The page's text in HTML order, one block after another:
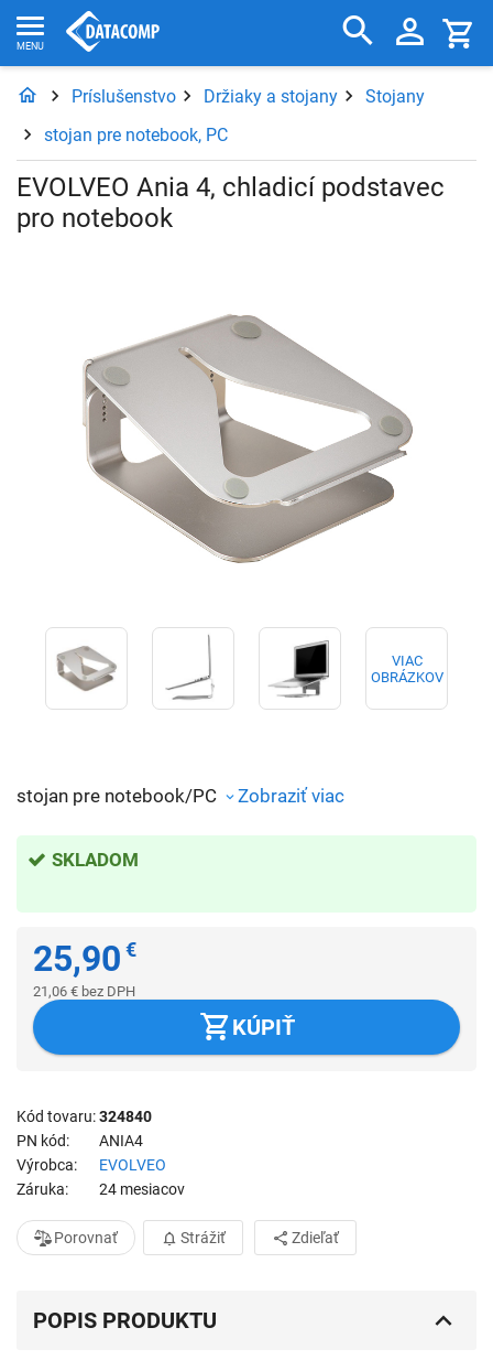
Príslušenstvo Držiaky a stojany
Stojany
stojan pre notebook, PC
EVOLVEO Ania 4, chladicí podstavec
pro notebook
VIAC
OBRÁZKOV
stojan pre notebook/PC Zobraziť viac
SKLADOM
25,90 €
21,06 € bez DPH
KÚPIŤ
Kód tovaru 324840
PN kód
ANIA4
Výrobca
EVOLVEO
Záruka
24 mesiacov
Porovnať Strážiť Zdieľať
POPIS PRODUKTU